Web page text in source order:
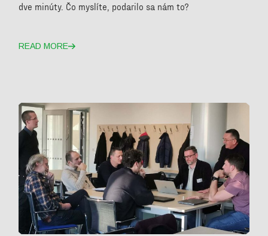
dve minúty. Čo myslíte, podarilo sa nám to?
READ MORE